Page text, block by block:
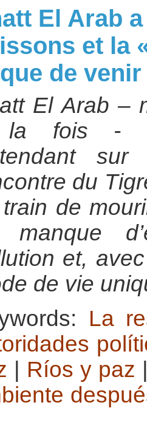
El Arab
et la
de
El Arab –
fois -
du
de
manque
et,
de vie
La
Ríos y paz